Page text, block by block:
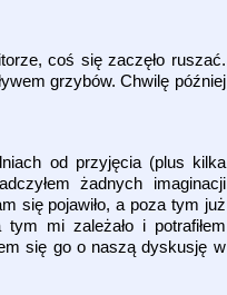
coś się zaczęło ruszać.
grzybów. Chwilę później
od przyjęcia (plus kilka
żadnych imaginacji
się pojawiło, a poza tym już
mi zależało i potrafiłem
się go o naszą dyskusję w